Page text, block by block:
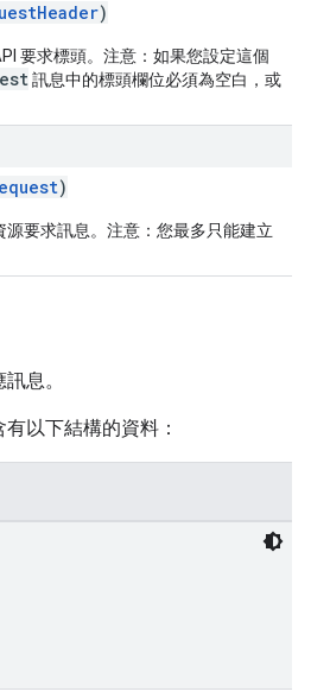
)
要求標頭。注意：如果您設定這個
訊息中的標頭欄位必須為空白，或
)
要求訊息。注意：您最多只能建立
息。
以下結構的資料：